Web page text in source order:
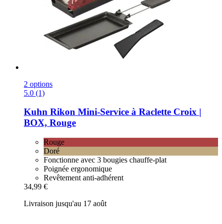
2 options
5.0 (1)
Kuhn Rikon Mini-​Service à Raclette Croix |
BOX, Rouge
Rouge
Doré
Fonctionne avec 3 bougies chauffe-plat
Poignée ergonomique
Revêtement anti-adhérent
34,99 €
Livraison jusqu'au 17 août